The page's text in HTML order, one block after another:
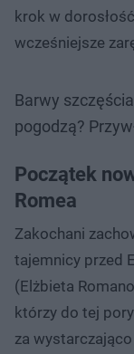
krok w
wcześniejsze
Barwy
pogodzą?
Początek
Romea
Zakochani
tajemnicy przed
(Elżbieta
którzy do tej
za